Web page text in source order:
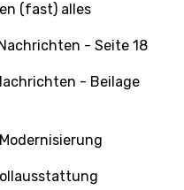
(fast) alles
- Seite 18
- Beilage